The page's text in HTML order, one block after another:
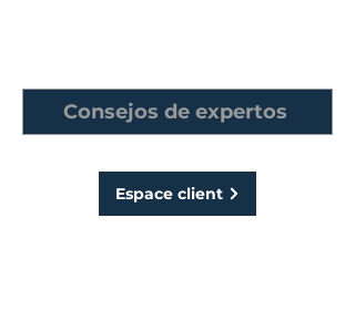
Consejos de expertos
Espace client